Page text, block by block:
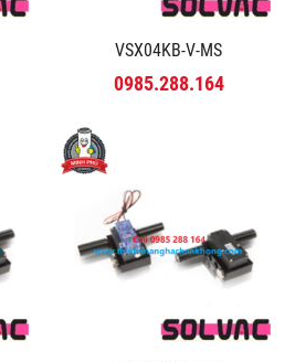
VSX04KB-V-MS
0985.288.164